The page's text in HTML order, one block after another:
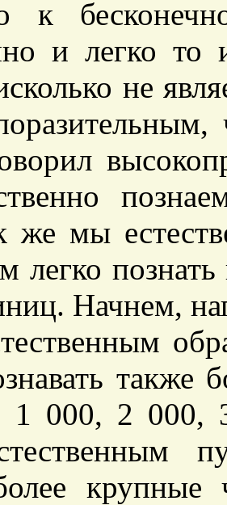
к
и легко
не
же мы
легко
Начнем,
также
1 000, 2 000,